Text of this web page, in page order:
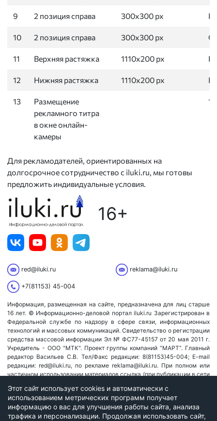
Этот сайт использует cookies и автоматически с
использованием метрических программ получает
информацию о вас для улучшения работы сайта, анализа
трафика и персонализации. Продолжая использовать сайт,
9 2 позиция справа 300х300 px
10 2 позиция справа 300х300 px
11 Верхняя растяжка 1110х200 px
12 Нижняя растяжка 1110х200 px
13
Размещение
рекламного титра
в окне онлайн-
камеры
1
Для рекламодателей, ориентированных на
долгосрочное сотрудничество с iluki.ru, мы готовы
предложить индивидуальные условия.
16+
red@iluki.ru reklama@iluki.ru
+7(81153) 45-004
Информация, размещенная на сайте, предназначена для лиц старше
16 лет. © Информационно-деловой портал iluki.ru Зарегистрирован в
Федеральной службе по надзору в сфере связи, информационных
технологий и массовых коммуникаций. Свидетельство о регистрации
средства массовой информации Эл № ФС77-45157 от 20 мая 2011 г.
Учредитель - ООО "МТК". Проект группы компаний “МАРТ”. Главный
редактор Васильев С.В. Тел/Факс редакции: 8(81153)45-004; E-mail
редакции: red@iluki.ru, по рекламе reklama@iluki.ru. При полном или
частичном использовании материалов ссылка (при публикации в сети
персональных данныхиПолитика конфиденциальности
© 2026 iluki.ru. Все права защищены.